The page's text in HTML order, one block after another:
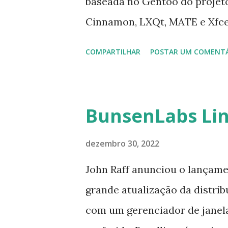
Cinnamon, LXQt, MATE e
atualizados, ou seja, KDE
Cinnamon 5.6.5 e LXQt 1.2;
Calculate Container
nova ferramenta, cl-lxc, foi
contêineres Calculate
seleção de espelho para
COMPARTILHAR POSTAR UM
BunsenLabs
dezembro 30, 2022
John Raff anunciou o
grande atualização da
com um gerenciador de